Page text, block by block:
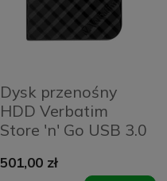
Dysk przenośny
HDD Verbatim
Store 'n' Go USB 3.0
501,00 zł